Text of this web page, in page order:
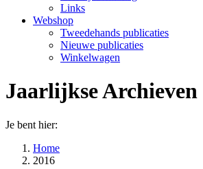
Links
Webshop
Tweedehands publicaties
Nieuwe publicaties
Winkelwagen
Jaarlijkse Archieven
Je bent hier:
Home
2016